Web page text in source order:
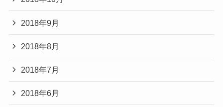
2018年9月
2018年8月
2018年7月
2018年6月